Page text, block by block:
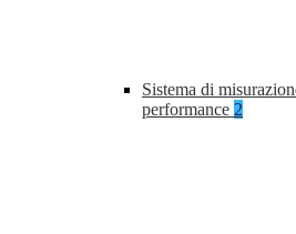
Sistema di
performance 2